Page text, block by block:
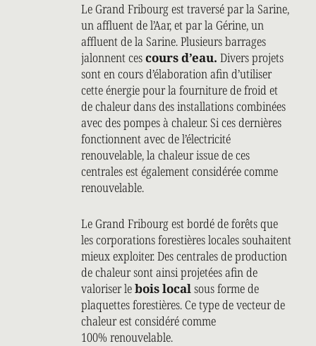
Le Grand Fribourg est traversé par la Sarine,
un affluent de l’Aar, et par la Gérine, un
affluent de la Sarine. Plusieurs barrages
jalonnent cescours d’eau. Divers projets
sont en cours d’élaboration afin d’utiliser
cette énergie pour la fourniture de froid et
de chaleur dans des installations combinées
avec des pompes à chaleur. Si ces dernières
fonctionnent avec de l’électricité
renouvelable, la chaleur issue de ces
centrales est également considérée comme
renouvelable.
Le Grand Fribourg est bordé de forêts que
les corporations forestières locales souhaitent
mieux exploiter. Des centrales de production
de chaleur sont ainsi projetées afin de
valoriser lebois localsous forme de
plaquettes forestières. Ce type de vecteur de
chaleur est considéré comme
100% renouvelable.